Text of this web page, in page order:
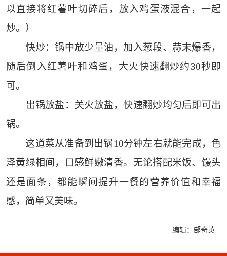
以直接将红薯叶切碎后，放入鸡蛋液混合，一起
炒。）
快炒：锅中放少量油，加入葱段、蒜末爆香，
随后倒入红薯叶和鸡蛋，大火快速翻炒约30秒即
可。
出锅放盐：关火放盐，快速翻炒均匀后即可出
锅。
这道菜从准备到出锅10分钟左右就能完成，色
泽黄绿相间，口感鲜嫩清香。无论搭配米饭、馒头
还是面条，都能瞬间提升一餐的营养价值和幸福
感，简单又美味。
编辑：郜奇英